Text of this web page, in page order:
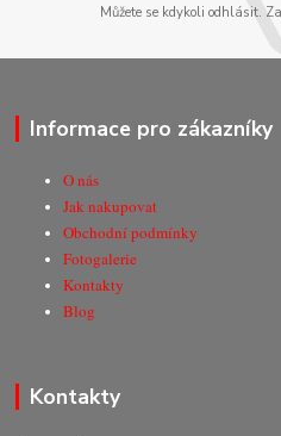
Můžete se kdykoli odhlásit.
Informace pro zákazníky
O nás
Jak nakupovat
Obchodní podmínky
Fotogalerie
Kontakty
Blog
Kontakty